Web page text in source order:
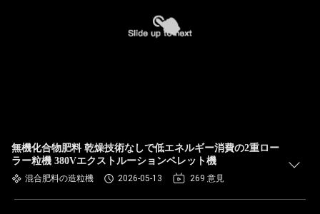
無機化合物肥料 乾燥技術なしで低エネルギー消費の2重ロー
ラー粒機 380Vエクストルーションペレット機
混合肥料の造粒機 2026-05-13 269 意見